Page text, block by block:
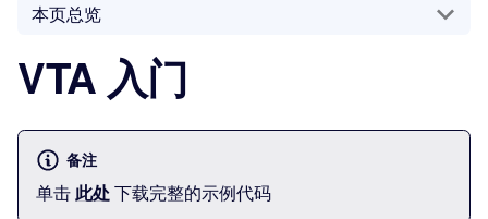
本页总览
VTA 入门
备注
单击此处下载完整的示例代码